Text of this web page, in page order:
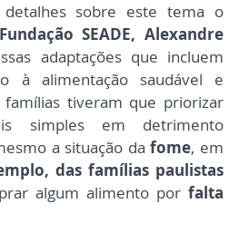
sobre este tema o
SEADE, Alexandre
adaptações que incluem
à alimentação saudável e
famílias tiveram que priorizar
simples em detrimento
a situação dafome, em
das famílias paulistas
algum alimento por falta